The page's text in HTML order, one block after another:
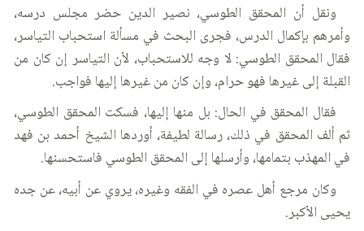
ونقل أن المحقق الطوسي، نصير الدين حضر مجلس درسه،
وأمرهم بإكمال الدرس، فجرى البحث في مسألة استحباب التياسر،
فقال المحقق الطوسي: لا وجه للاستحباب، لأن التياسر إن كان من
القبلة إلى غيرها فهو حرام، وإن كان من غيرها إليها فواجب.
فقال المحقق في الحال: بل منها إليها، فسكت المحقق الطوسي،
ثم ألف المحقق في ذلك، رسالة لطيفة، أوردها الشيخ أحمد بن فهد
في المهذب بتمامها، وأرسلها إلى المحقق الطوسي فاستحسنها.
وكان مرجع أهل عصره في الفقه وغيره، يروي عن أبيه، عن جده
يحيى الأكبر.